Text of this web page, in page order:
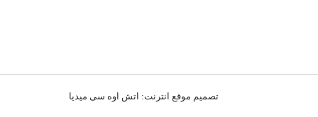
تصميم موقع انترنت: اتش اوه سى ميديا